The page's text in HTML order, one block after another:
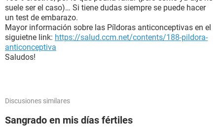
suele ser el caso)… Si tiene dudas siempre se puede hacer
un test de embarazo.
Mayor información sobre las Píldoras anticonceptivas en el
siguietne link: https://salud.ccm.net/contents/188-pildora-
anticonceptiva
Saludos!
Discusiones similares
Sangrado en mis días fértiles